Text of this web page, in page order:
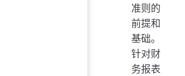
准则的
前提和
基础。
针对财
务报表